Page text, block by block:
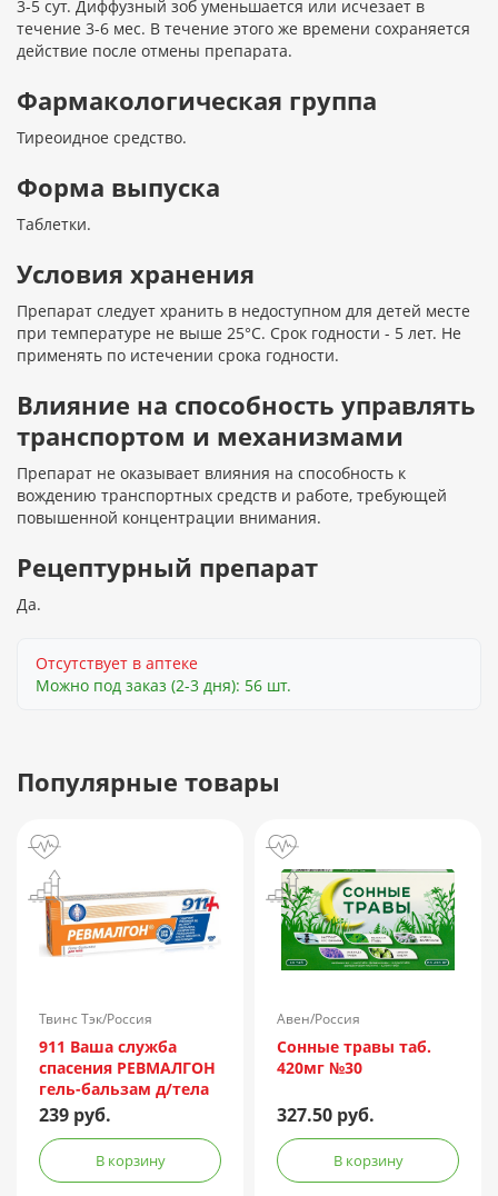
3-5 сут. Диффузный зоб уменьшается или исчезает в
течение 3-6 мес. В течение этого же времени сохраняется
действие после отмены препарата.
Фармакологическая группа
Тиреоидное средство.
Форма выпуска
Таблетки.
Условия хранения
Препарат следует хранить в недоступном для детей месте
при температуре не выше 25°С. Срок годности - 5 лет. Не
применять по истечении срока годности.
Влияние на способность управлять
транспортом и механизмами
Препарат не оказывает влияния на способность к
вождению транспортных средств и работе, требующей
повышенной концентрации внимания.
Рецептурный препарат
Да.
Отсутствует в аптеке
Можно под заказ (2-3 дня): 56 шт.
Популярные товары
Твинс Тэк/Россия
911 Ваша служба
спасения РЕВМАЛГОН
гель-бальзам д/тела
100мл
239 руб.
В корзину
Авен/Россия
Сонные травы таб.
420мг №30
327.50 руб.
В корзину